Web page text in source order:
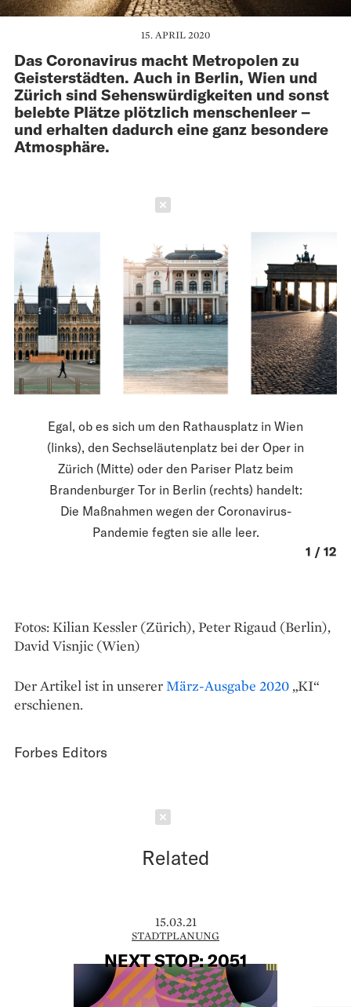
15. APRIL 2020
Das Coronavirus macht Metropolen zu
Geisterstädten. Auch in Berlin, Wien und
Zürich sind Sehenswürdigkeiten und sonst
belebte Plätze plötzlich menschenleer –
und erhalten dadurch eine ganz besondere
Atmosphäre.
Egal, ob es sich um den Rathausplatz in Wien
(links), den Sechseläutenplatz bei der Oper in
Zürich (Mitte) oder den Pariser Platz beim
Brandenburger Tor in Berlin (rechts) handelt:
Die Maßnahmen wegen der Coronavirus-
Pandemie fegten sie alle leer.
1 / 12
Fotos: Kilian Kessler (Zürich), Peter Rigaud (Berlin),
David Visnjic (Wien)
Der Artikel ist in unserer März-Ausgabe 2020 „KI“
erschienen.
Forbes Editors
Related
15.03.21
STADTPLANUNG
NEXT STOP: 2051